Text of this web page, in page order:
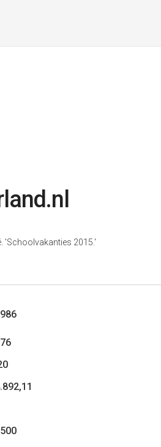
'Schoolvakanties 2015.'